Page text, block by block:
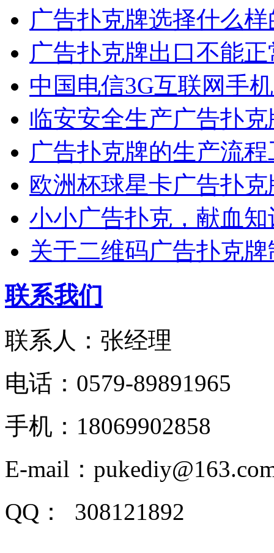
广告扑克牌选择什么
广告扑克牌出口不能
中国电信3G互联网手
临安安全生产广告扑
广告扑克牌的生产流
欧洲杯球星卡广告扑
小小广告扑克，献血
关于二维码广告扑克
联系我们
联系人：张经理
电话：0579-89891965
手机：18069902858
E-mail：
QQ：
308121892